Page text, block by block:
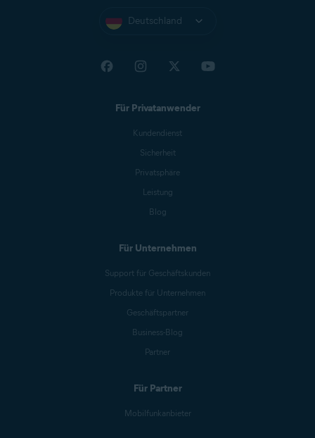
Deutschland
Für Privatanwender
Kundendienst
Sicherheit
Privatsphäre
Leistung
Blog
Für Unternehmen
Support für Geschäftskunden
Produkte für Unternehmen
Geschäftspartner
Business-Blog
Partner
Für Partner
Mobilfunkanbieter